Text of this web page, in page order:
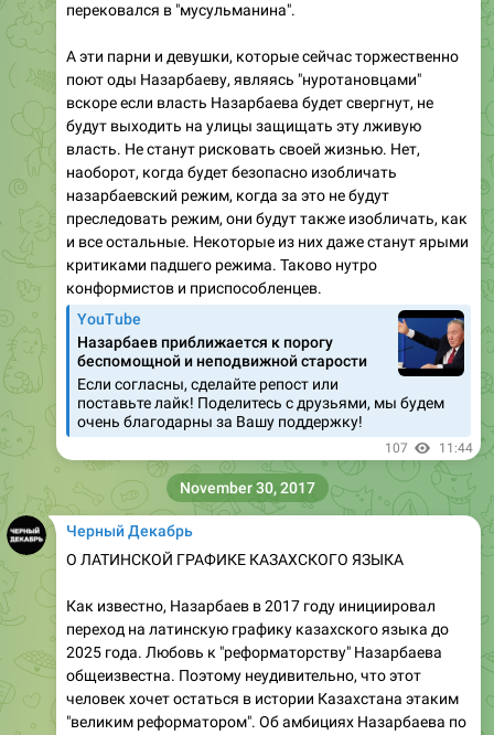
перековался в "мусульманина".
А эти парни и девушки, которые сейчас торжественно
поют оды Назарбаеву, являясь "нуротановцами"
вскоре если власть Назарбаева будет свергнут, не
будут выходить на улицы защищать эту лживую
власть. Не станут рисковать своей жизнью. Нет,
наоборот, когда будет безопасно изобличать
назарбаевский режим, когда за это не будут
преследовать режим, они будут также изобличать, как
и все остальные. Некоторые из них даже станут ярыми
критиками падшего режима. Таково нутро
конформистов и приспособленцев.
YouTube
Назарбаев приближается к порогу
беспомощной и неподвижной старости
Если согласны, сделайте репост или
поставьте лайк! Поделитесь с друзьями, мы будем
очень благодарны за Вашу поддержку!
107 11:44
Черный Декабрь
О ЛАТИНСКОЙ ГРАФИКЕ КАЗАХСКОГО ЯЗЫКА
Как известно, Назарбаев в 2017 году инициировал
переход на латинскую графику казахского языка до
2025 года. Любовь к "реформаторству" Назарбаева
общеизвестна. Поэтому неудивительно, что этот
человек хочет остаться в истории Казахстана этаким
"великим реформатором". Об амбициях Назарбаева по
November 30, 2017